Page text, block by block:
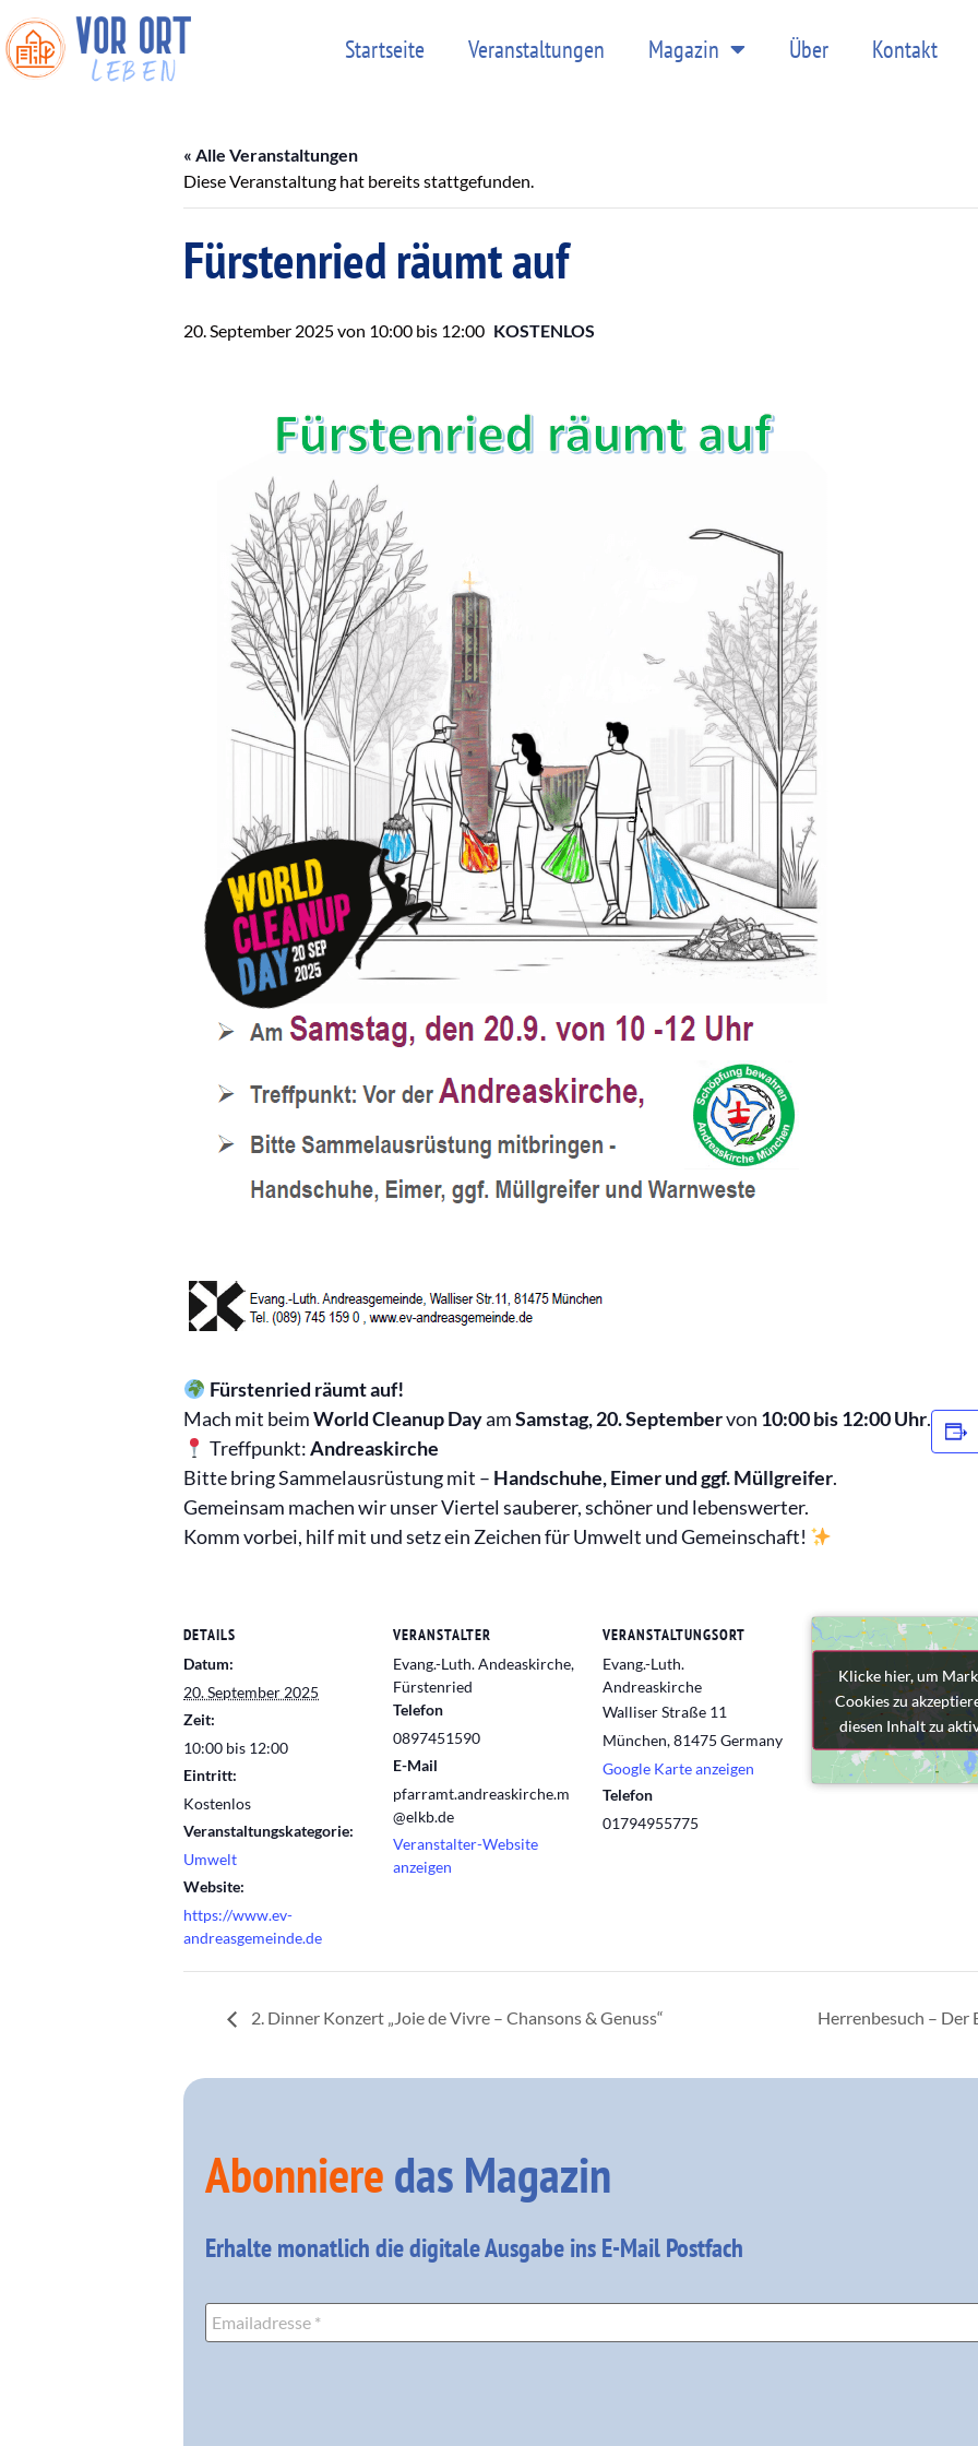
Startseite Veranstaltungen Magazin Über Kontakt
« Alle Veranstaltungen
Diese Veranstaltung hat bereits stattgefunden.
Fürstenried räumt auf
20. September 2025 von 10:00 bis 12:00 KOSTENLOS
Fürstenried räumt auf!
Mach mit beimWorld Cleanup DayamSamstag, 20. Septembervon 10:00 bis 12:00 Uhr.
Treffpunkt:Andreaskirche
Bitte bring Sammelausrüstung mit – Handschuhe, Eimer und ggf. Müllgreifer.
Gemeinsam machen wir unser Viertel sauberer, schöner und lebenswerter.
Komm vorbei, hilf mit und setz ein Zeichen für Umwelt und Gemeinschaft!
DETAILS
Datum:
20. September 2025
Zeit:
10:00 bis 12:00
Eintritt:
Kostenlos
Veranstaltungskategorie:
Umwelt
Website:
https://www.ev-
andreasgemeinde.de
VERANSTALTER
Evang.-Luth. Andeaskirche,
Fürstenried
Telefon
0897451590
E-Mail
pfarramt.andreaskirche.m
@elkb.de
Veranstalter-Website
anzeigen
VERANSTALTUNGSORT
Evang.-Luth.
Andreaskirche
Walliser Straße 11
München,81475 Germany
Google Karte anzeigen
Telefon
01794955775
Klicke hier, um
Cookies zu
diesen Inhalt zu
Klicke hier, um
Cookies zu
diesen Inhalt zu
2. Dinner Konzert „Joie de Vivre – Chansons & Genuss“ Herrenbesuch – Der
Abonnieredas Magazin
Erhalte monatlich die digitale Ausgabe ins E-Mail Postfach